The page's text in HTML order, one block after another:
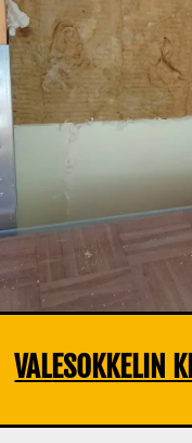
VALESOKKELIN